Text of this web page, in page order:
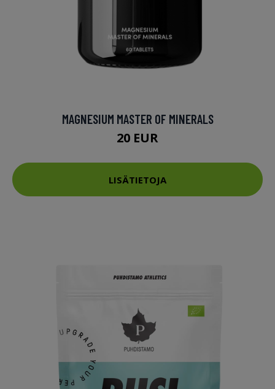
MAGNESIUM MASTER OF MINERALS
20 EUR
LISÄTIETOJA